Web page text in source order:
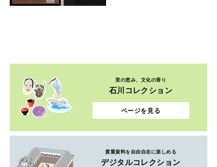
里の恵み、文化の香り
石川コレクション
ページを見る
貴重資料を自由自在に楽しめる
デジタルコレクション